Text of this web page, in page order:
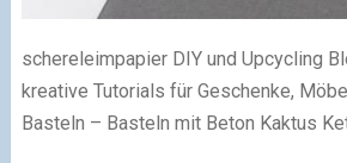
schereleimpapier DIY und Upcycling
kreative Tutorials für Geschenke,
Basteln – Basteln mit Beton Kaktus